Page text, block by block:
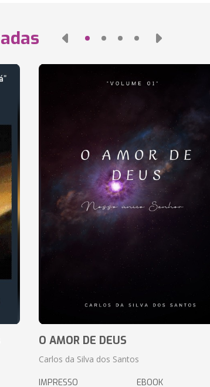
O AMOR DE DEUS
Carlos da Silva dos Santos
IMPRESSO EBOOK